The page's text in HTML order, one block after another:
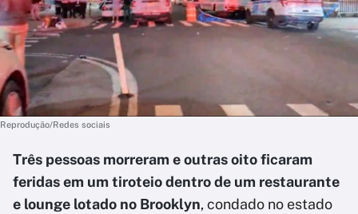
Reprodução/Redes sociais
Três pessoas morreram e outras oito ficaram
feridas em um tiroteio dentro de um restaurante
e lounge lotado no Brooklyn, condado no estado